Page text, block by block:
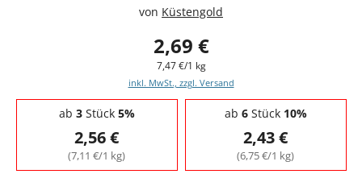
von Küstengold
2,69 €
7,47 €/1 kg
inkl. MwSt., zzgl. Versand
Staffelpreise - Mengenrabatt
ab 3Stück 5%
2,56 €
(7,11 €/1 kg)
ab 6Stück 10%
2,43 €
(6,75 €/1 kg)